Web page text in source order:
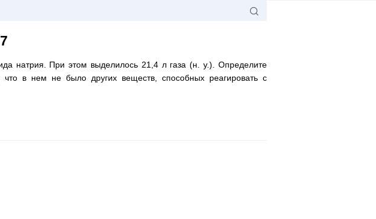
натрия. При этом выделилось 21,4 л газа (н. у.). Определите
в нем не было других веществ, способных реагировать с